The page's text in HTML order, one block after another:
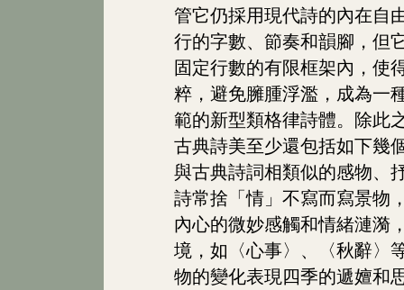
管它仍採用現代詩的內在自
行的字數、節奏和韻腳，但
固定行數的有限框架內，使
粹，避免臃腫浮濫，成為一
範的新型類格律詩體。除此
古典詩美至少還包括如下幾
與古典詩詞相類似的感物、
詩常捨「情」不寫而寫景物
內心的微妙感觸和情緒漣漪
境，如〈心事〉、〈秋辭〉
物的變化表現四季的遞嬗和